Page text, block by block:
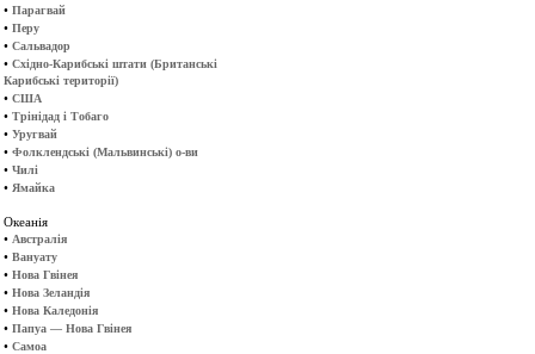
• Парагвай
• Перу
• Сальвадор
• Східно-Карибські штати (Британські
Карибські території)
• США
• Трінідад і Тобаго
• Уругвай
• Фолклендські (Мальвинські) о-ви
• Чилі
• Ямайка
Океанія
• Австралія
• Вануату
• Нова Гвінея
• Нова Зеландія
• Нова Каледонія
• Папуа — Нова Гвінея
• Самоа